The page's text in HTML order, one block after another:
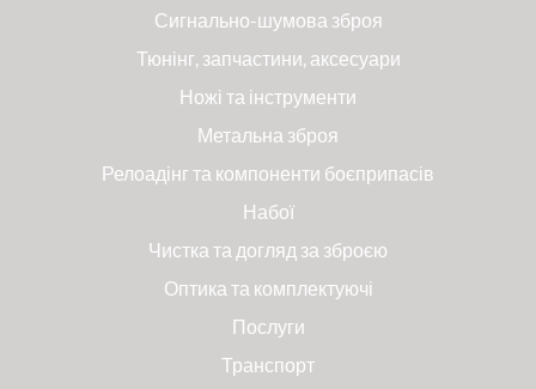
Сигнально-шумова зброя
Тюнінг, запчастини, аксесуари
Ножі та інструменти
Метальна зброя
Релоадінг та компоненти боєприпасів
Набої
Чистка та догляд за зброєю
Оптика та комплектуючі
Послуги
Транспорт